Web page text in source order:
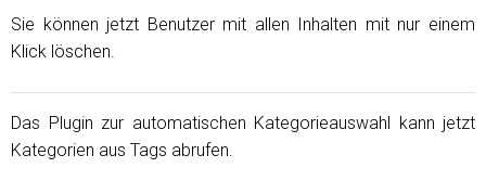
Sie können jetzt Benutzer mit allen Inhalten mit nur einem
Klick löschen.
Das Plugin zur automatischen Kategorieauswahl kann jetzt
Kategorien aus Tags abrufen.